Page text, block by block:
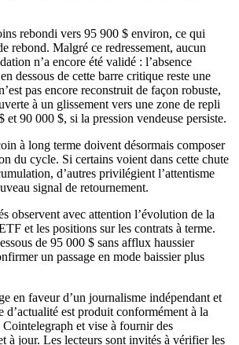
rebondi vers 95 900 $ environ, ce qui
rebond. Malgré ce redressement, aucun
n’a encore été validé : l’absence
dessous de cette barre critique reste une
pas encore reconstruit de façon robuste,
à un glissement vers une zone de repli
et 90 000 $, si la pression vendeuse persiste.
à long terme doivent désormais composer
du cycle. Si certains voient dans cette chute
d’autres privilégient l’attentisme
signal de retournement.
observent avec attention l’évolution de la
et les positions sur les contrats à terme.
de 95 000 $ sans afflux haussier
un passage en mode baissier plus
en faveur d’un journalisme indépendant et
d’actualité est produit conformément à la
et vise à fournir des
à jour. Les lecteurs sont invités à vérifier les